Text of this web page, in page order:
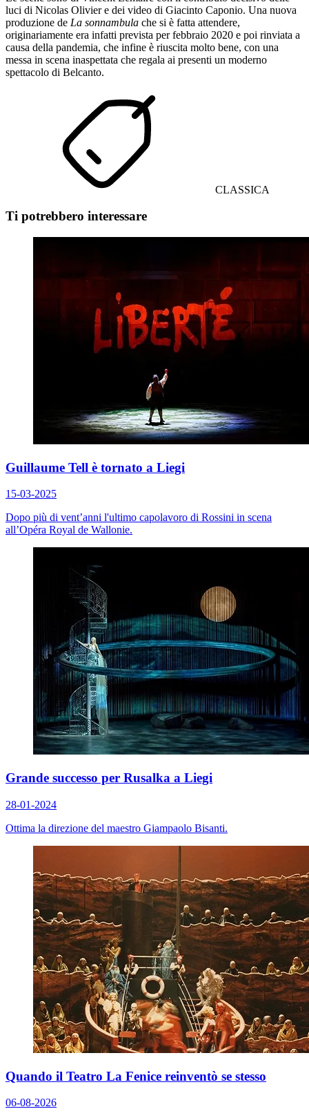
luci di Nicolas Olivier e dei video di Giacinto Caponio. Una nuova
produzione de La sonnambula che si è fatta attendere,
originariamente era infatti prevista per febbraio 2020 e poi rinviata a
causa della pandemia, che infine è riuscita molto bene, con una
messa in scena inaspettata che regala ai presenti un moderno
spettacolo di Belcanto.
CLASSICA
Ti potrebbero interessare
Guillaume Tell è tornato a Liegi
15-03-2025
Dopo più di vent’anni l'ultimo capolavoro di Rossini in scena
all’Opéra Royal de Wallonie.
Grande successo per Rusalka a Liegi
28-01-2024
Ottima la direzione del maestro Giampaolo Bisanti.
Quando il Teatro La Fenice reinventò se stesso
06-08-2026